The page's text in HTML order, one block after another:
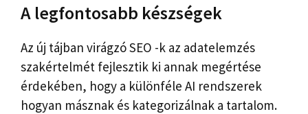
A legfontosabb készségek
Az új tájban virágzó SEO -k az adatelemzés
szakértelmét fejlesztik ki annak megértése
érdekében, hogy a különféle AI rendszerek
hogyan másznak és kategorizálnak a tartalom.